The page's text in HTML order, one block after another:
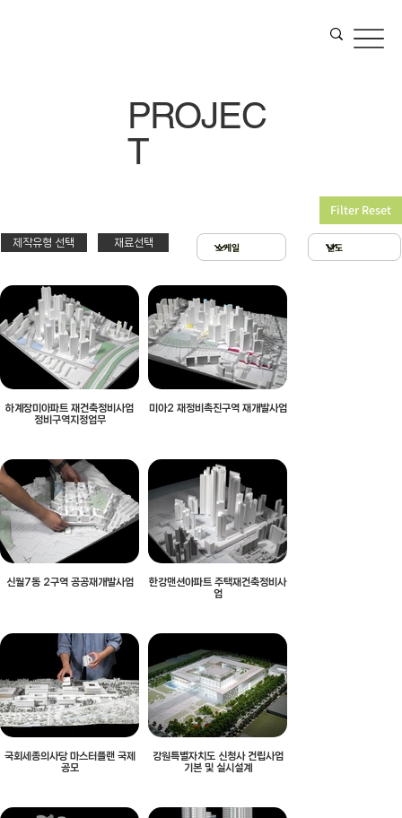
제작유형 선택 재료선택
Filter Reset
하계장미아파트 재건축정비사업
정비구역지정업무
미아2 재정비촉진구역 재개발사업
신월7동 2구역 공공재개발사업
한강맨션아파트 주택재건축정비사
업
국회세종의사당 마스터플랜 국제
공모
강원특별자치도 신청사 건립사업
기본 및 실시설계
스치로폴 & 우드락
아크릴 & 3D 프린팅
확대모형
제작유형선택
PT
제출
현상
PROJEC
T